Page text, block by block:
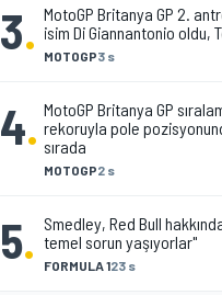
3. MOTOGP3 s
MotoGP Britanya GP 2.
isim Di Giannantonio oldu,
4.
MOTOGP2 s
MotoGP Britanya GP
rekoruyla pole
sırada
5. FORMULA 123 s
Smedley, Red Bull
temel sorun yaşıyorlar"